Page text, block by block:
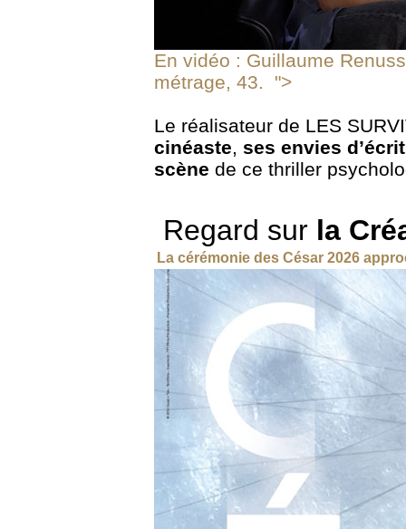
En vidéo : Guillaume Ren
métrage, 43.
">
Le réalisateur de LES
cinéaste, ses envies
scène de ce thriller
Regard sur la
La cérémonie des César 2026